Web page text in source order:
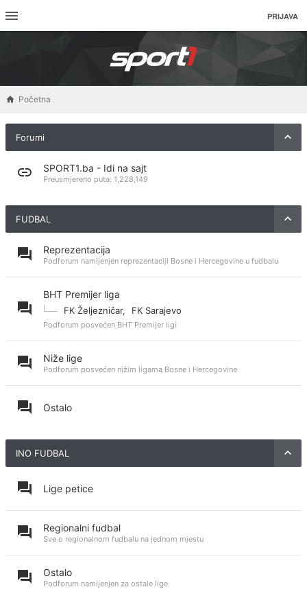
PRIJAVA
Početna
Forumi
SPORT1.ba - Idi na sajt
Preusmjereno puta: 1,228,149
FUDBAL
Reprezentacija
Podforum namijenjen reprezentaciji Bosne i Hercegovine u fudbalu
BHT Premijer liga
FK Željezničar, FK Sarajevo
Podforum posvećen BHT Premijer ligi
Niže lige
Podforum posvećen nižim ligama Bosne i Hercegovine
Ostalo
INO FUDBAL
Lige petice
Regionalni fudbal
Sve o regionalnom fudbalu na jednom mjestu
Ostalo
Podforum namijenjen za ostale lige